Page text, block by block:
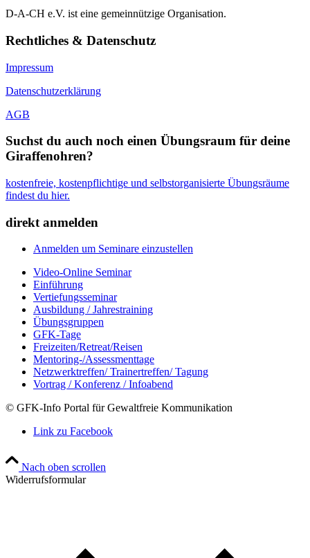
D-A-CH e.V. ist eine gemeinnützige Organisation.
Rechtliches & Datenschutz
Impressum
Datenschutzerklärung
AGB
Suchst du auch noch einen Übungsraum für deine
Giraffenohren?
kostenfreie, kostenpflichtige und selbstorganisierte Übungsräume
findest du hier.
direkt anmelden
Anmelden um Seminare einzustellen
Video-Online Seminar
Einführung
Vertiefungsseminar
Ausbildung / Jahrestraining
Übungsgruppen
GFK-Tage
Freizeiten/Retreat/Reisen
Mentoring-/Assessmenttage
Netzwerktreffen/ Trainertreffen/ Tagung
Vortrag / Konferenz / Infoabend
© GFK-Info Portal für Gewaltfreie Kommunikation
Link zu Facebook
Nach oben scrollen
Widerrufsformular